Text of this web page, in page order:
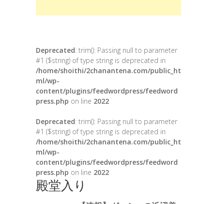
Deprecated: trim(): Passing null to parameter
#1 ($string) of type string is deprecated in
/home/shoithi/2chanantena.com/public_ht
ml/wp-
content/plugins/feedwordpress/feedword
press.php on line 2022
Deprecated: trim(): Passing null to parameter
#1 ($string) of type string is deprecated in
/home/shoithi/2chanantena.com/public_ht
ml/wp-
content/plugins/feedwordpress/feedword
press.php on line 2022
殿堂入り